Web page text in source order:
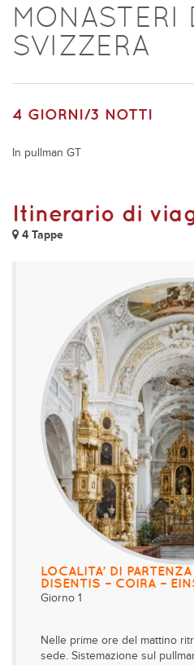
MONASTERI
SVIZZERA
4 GIORNI/3 NOTTI
In pullman GT
Itinerario di
4 Tappe
LOCALITA’ DI
DISENTIS – COIRA –
Giorno 1
Nelle prime ore del mattino
sede. Sistemazione sul